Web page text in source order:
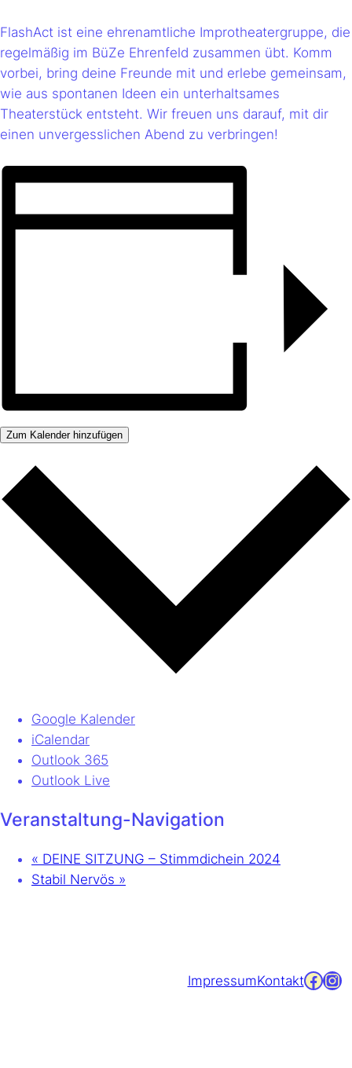
FlashAct ist eine ehrenamtliche Improtheatergruppe, die
regelmäßig im BüZe Ehrenfeld zusammen übt. Komm
vorbei, bring deine Freunde mit und erlebe gemeinsam,
wie aus spontanen Ideen ein unterhaltsames
Theaterstück entsteht. Wir freuen uns darauf, mit dir
einen unvergesslichen Abend zu verbringen!
Zum Kalender hinzufügen
Google Kalender
iCalendar
Outlook 365
Outlook Live
Veranstaltung-Navigation
« DEINE SITZUNG – Stimmdichein 2024
Stabil Nervös »
ImpressumKontaktFacebook Instagram